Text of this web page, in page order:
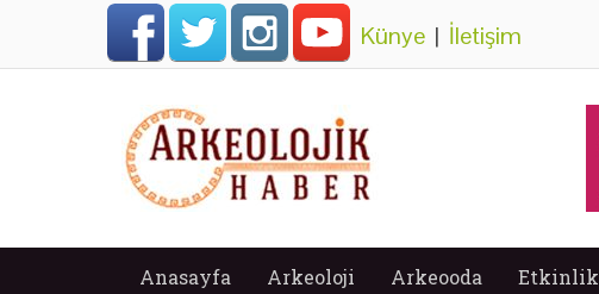
Künye | İletişim
Anasayfa Arkeoloji Arkeooda Etkinlik